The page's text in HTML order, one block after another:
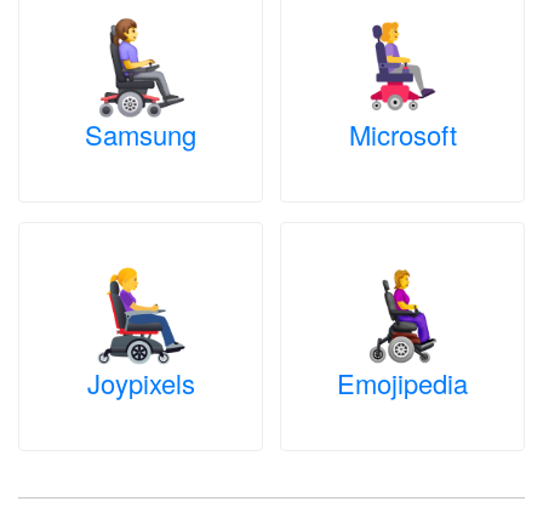
Samsung Microsoft
Joypixels Emojipedia